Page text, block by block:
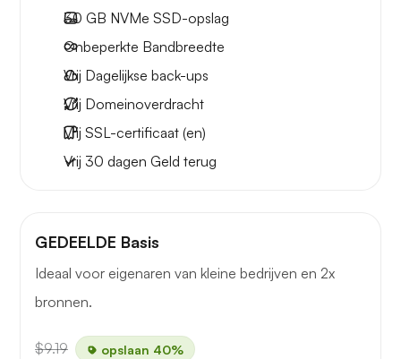
30 GB NVMe SSD-opslag
Onbeperkte Bandbreedte
Vrij Dagelijkse back-ups
Vrij Domeinoverdracht
Vrij SSL-certificaat (en)
Vrij 30 dagen Geld terug
GEDEELDE Basis
Ideaal voor eigenaren van kleine bedrijven en 2x
bronnen.
$9.19 opslaan 40%